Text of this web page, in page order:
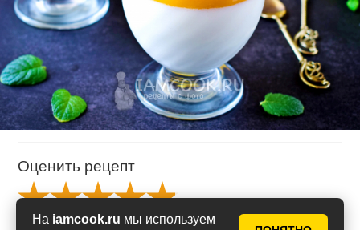
На iamcook.ru мы используем
Оценить рецепт
Рейтинг4.91из5